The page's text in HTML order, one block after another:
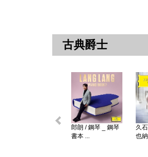
古典爵士
郎朗 / 鋼琴 _ 鋼琴
書本 ...
久
也